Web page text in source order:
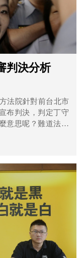
判決分析
法院針對前台北市
布判決，判定丁守
意思呢？難道法院
家來好好研究一下